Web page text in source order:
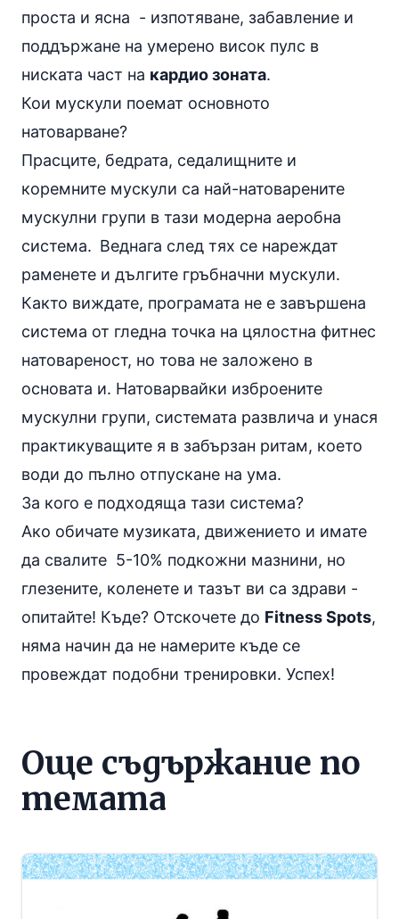
проста и ясна - изпотяване, забавление и
поддържане на умерено висок пулс в
ниската част на кардио зоната.
Кои мускули поемат основното
натоварване?
Прасците, бедрата, седалищните и
коремните мускули са най-натоварените
мускулни групи в тази модерна аеробна
система. Веднага след тях се нареждат
раменете и дългите гръбначни мускули.
Както виждате, програмата не е завършена
система от гледна точка на цялостна фитнес
натовареност, но това не заложено в
основата и. Натоварвайки изброените
мускулни групи, системата развлича и унася
практикуващите я в забързан ритам, което
води до пълно отпускане на ума.
За кого е подходяща тази система?
Ако обичате музиката, движението и имате
да свалите 5-10% подкожни мазнини, но
глезените, коленете и тазът ви са здрави -
опитайте! Къде? Отскочете до Fitness Spots,
няма начин да не намерите къде се
провеждат подобни тренировки. Успех!
Още съдържание по
темата